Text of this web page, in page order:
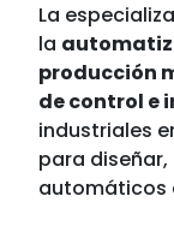
La
la
producción
de control e
industriales
para
automáticos